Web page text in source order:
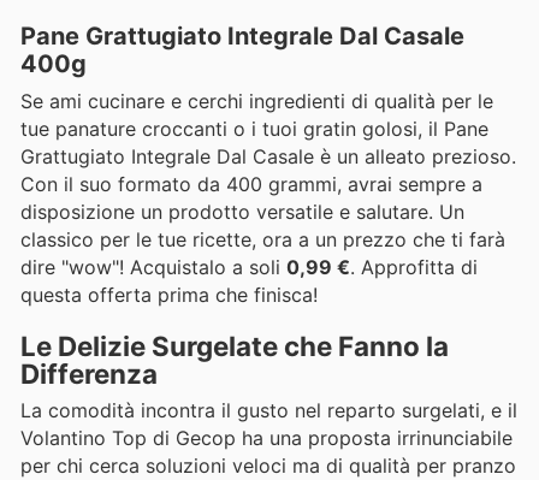
Pane Grattugiato Integrale Dal Casale
400g
Se ami cucinare e cerchi ingredienti di qualità per le
tue panature croccanti o i tuoi gratin golosi, il Pane
Grattugiato Integrale Dal Casale è un alleato prezioso.
Con il suo formato da 400 grammi, avrai sempre a
disposizione un prodotto versatile e salutare. Un
classico per le tue ricette, ora a un prezzo che ti farà
dire "wow"! Acquistalo a soli 0,99 €. Approfitta di
questa offerta prima che finisca!
Le Delizie Surgelate che Fanno la
Differenza
La comodità incontra il gusto nel reparto surgelati, e il
Volantino Top di Gecop ha una proposta irrinunciabile
per chi cerca soluzioni veloci ma di qualità per pranzo